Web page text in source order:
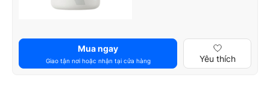
Mua ngay
Giao tận nơi hoặc nhận tại cửa hàng Yêu thích